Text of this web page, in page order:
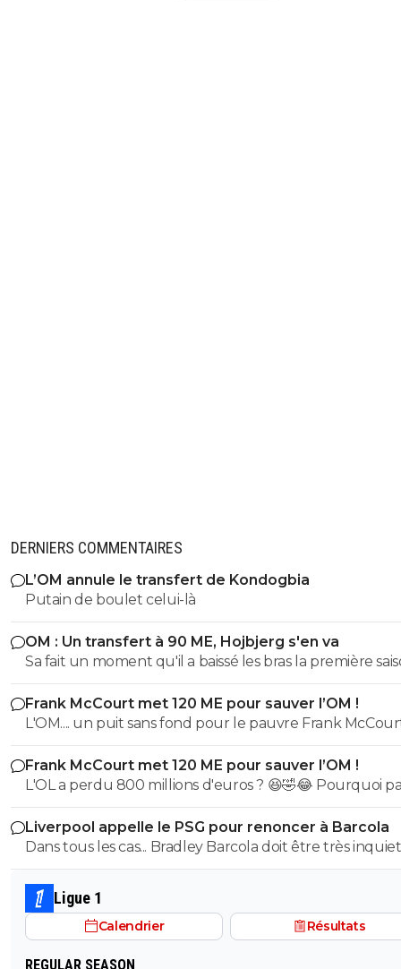
DERNIERS COMMENTAIRES
L’OM annule le transfert de Kondogbia
Putain de boulet celui-là
OM : Un transfert à 90 ME, Hojbjerg s'en va
Sa fait un moment qu'il a baissé les bras la première
etait top mais depuis quelques match etait en dessus.
et bon vent a lui pour le reste de sa carrière ...
Frank McCourt met 120 ME pour sauver l’OM !
L'OM.... un puit sans fond pour le pauvre Frank
Frank McCourt met 120 ME pour sauver l’OM !
L'OL a perdu 800 millions d'euros ? 😆🤣😂 Pourquoi pas un
milliard tant que tu y es ! ^^
Liverpool appelle le PSG pour renoncer à Barcola
Dans tous les cas... Bradley Barcola doit être très inquiet.
qui est vraiment compréhensible lorsque l'on sait
le PSG a traiter Kylian Mbappé lorsqu'il avait voulu
PSG.
Ligue 1
Calendrier Résultats
REGULAR SEASON